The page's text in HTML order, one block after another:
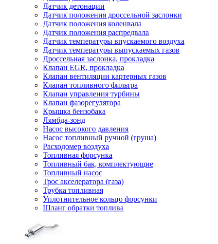
Датчик детонации
Датчик положения дроссельной заслонки
Датчик положения коленвала
Датчик положения распредвала
Датчик температуры впускаемого воздуха
Датчик температуры выпускаемых газов
Дроссельная заслонка, прокладка
Клапан EGR, прокладка
Клапан вентиляции картерных газов
Клапан топливного фильтра
Клапан управления турбины
Клапан фазорегулятора
Крышка бензобака
Лямбда-зонд
Насос высокого давления
Насос топливный ручной (груша)
Расходомер воздуха
Топливная форсунка
Топливный бак, комплектующие
Топливный насос
Трос акселератора (газа)
Трубка топливная
Уплотнительное кольцо форсунки
Шланг обратки топлива